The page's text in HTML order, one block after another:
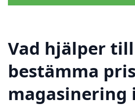
Vad hjälper
bestämma
magasinering